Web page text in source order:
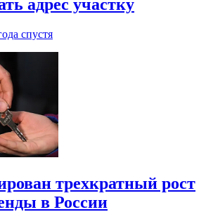
адрес участку
спустя
трехкратный рост
в России